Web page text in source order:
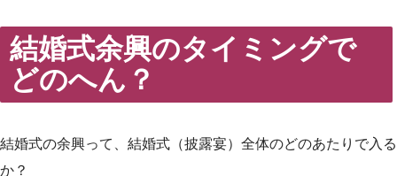
結婚式余興のタイミングで
どのへん？
結婚式の余興って、結婚式（披露宴）全体のどのあたりで入る
か？